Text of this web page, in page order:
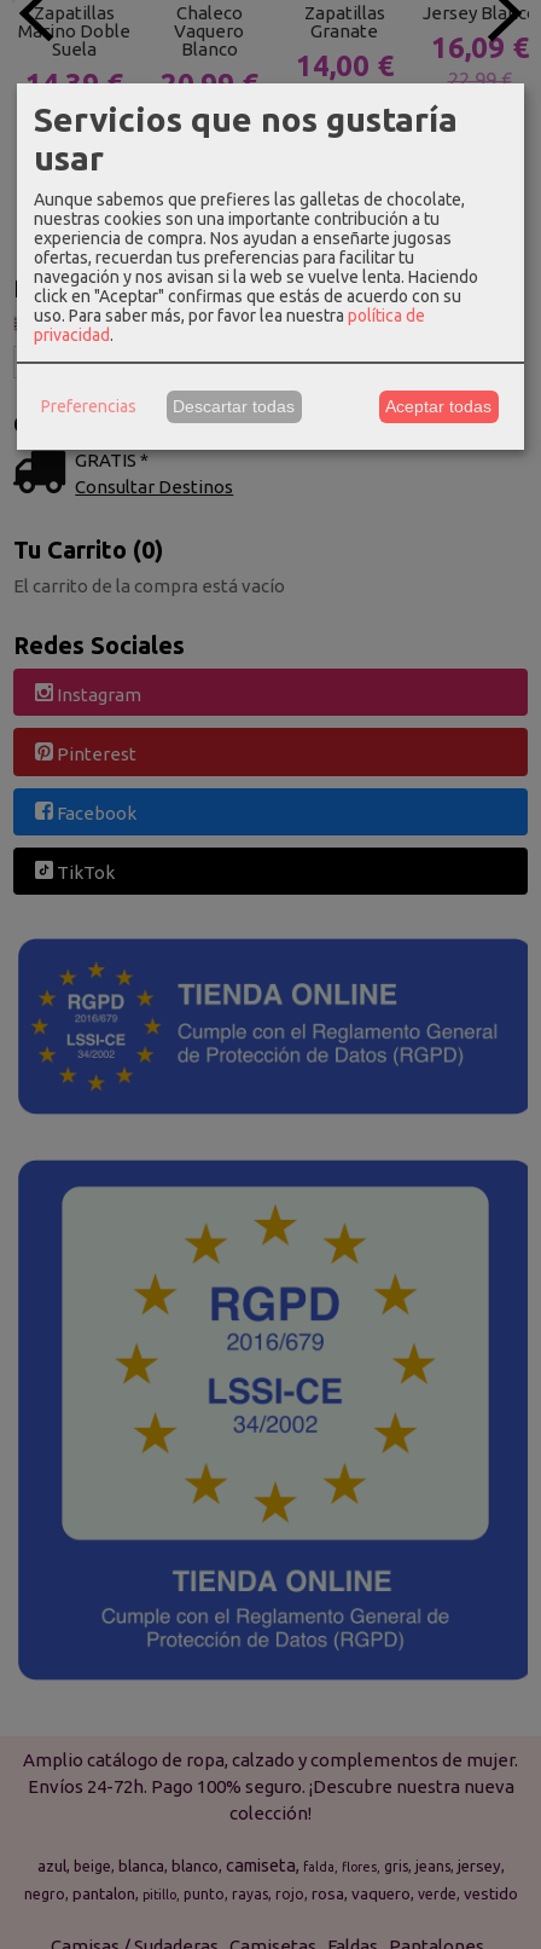
Idioma
Costes de Envío
GRATIS *
Consultar Destinos
Tu Carrito (0)
El carrito de la compra está vacío
Redes Sociales
Instagram
Pinterest
Facebook
TikTok
Zapatillas
Marino Doble
Suela
14,39 €
17,99 €
Chaleco
Vaquero
Blanco
20,99 €
29,99 €
Zapatillas
Granate
14,00 €
Jersey Blanco
16,09 €
22,99 €
Amplio catálogo de ropa, calzado y complementos de mujer.
Envíos 24-72h. Pago 100% seguro. ¡Descubre nuestra nueva
colección!
azul beige blanca blanco camiseta falda flores gris jeans jersey
negro pantalon pitillo punto rayas rojo rosa vaquero verde vestido
Servicios que nos gustaría
usar
Aunque sabemos que prefieres las galletas de chocolate,
nuestras cookies son una importante contribución a tu
experiencia de compra. Nos ayudan a enseñarte jugosas
ofertas, recuerdan tus preferencias para facilitar tu
navegación y nos avisan si la web se vuelve lenta. Haciendo
click en "Aceptar" confirmas que estás de acuerdo con su
uso. Para saber más, por favor lea nuestra política de
privacidad.
Preferencias Descartar todas Aceptar todas